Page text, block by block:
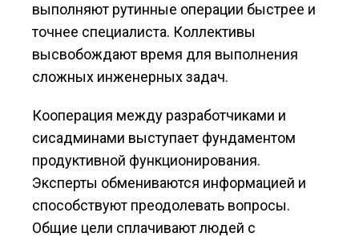
выполняют рутинные операции быстрее и
точнее специалиста. Коллективы
высвобождают время для выполнения
сложных инженерных задач.
Кооперация между разработчиками и
сисадминами выступает фундаментом
продуктивной функционирования.
Эксперты обмениваются информацией и
способствуют преодолевать вопросы.
Общие цели сплачивают людей с